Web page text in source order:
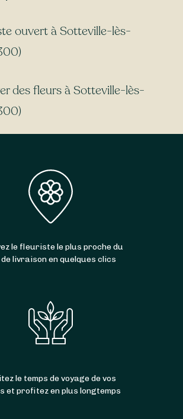
ouvert à Sotteville-lès-
Rouen (76300) ou unfleuriste
moment
en quelques clics un fleuriste
de Sotteville-lès-Rouen
des fleurs à Sotteville-lès-
à Sotteville-lès-Rouen
voire le
facilement des artisans
sur 7, y compris le
. Et ce n’est pas tout : la
le fleuriste le plus proche du
livraison en quelques clics
le temps de voyage de vos
et profitez en plus longtemps